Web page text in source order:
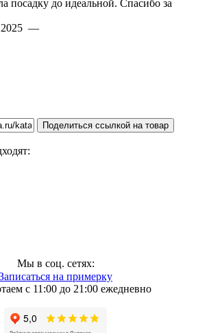
посадку до идеальной. Спасибо за
—
Поделиться ссылкой на товар
Мы в соц. сетях:
на примерку
с 11:00 до 21:00 ежедневно